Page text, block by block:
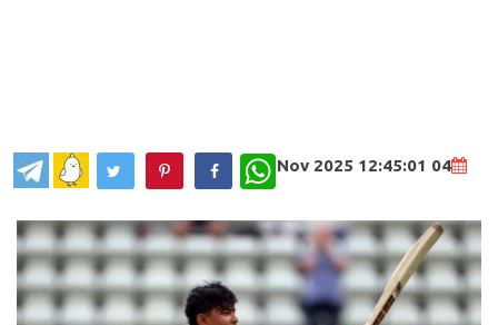
04 Nov 2025 12:45:01
WhatsApp